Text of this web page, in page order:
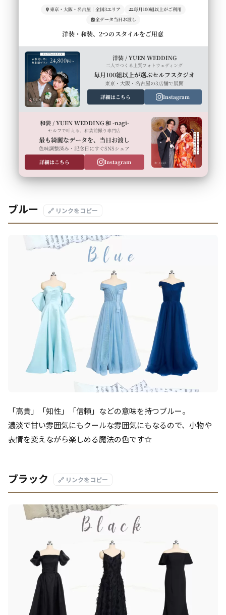
東京・大阪・名古屋｜全国3エリア
毎月100組以上がご利用
全データ当日お渡し
洋装・和装、2つのスタイルをご用意
洋装 / YUEN WEDDING
二人でつくる上質フォトウェディング
毎月100組以上が選ぶセルフスタジオ
東京・大阪・名古屋の3店舗で展開
詳細はこちら
Instagram
和装 / YUEN WEDDING 和 -nagi-
セルフで叶える、和装前撮り専門店
最も綺麗なデータを、当日お渡し
色味調整済み・記念日にすぐSNSシェア
詳細はこちら
Instagram
ブルー 🔗 リンクをコピー
「高貴」「知性」「信頼」などの意味を持つブルー。
濃淡で甘い雰囲気にもクールな雰囲気にもなるので、小物や
表情を変えながら楽しめる魔法の色です☆
ブラック 🔗 リンクをコピー